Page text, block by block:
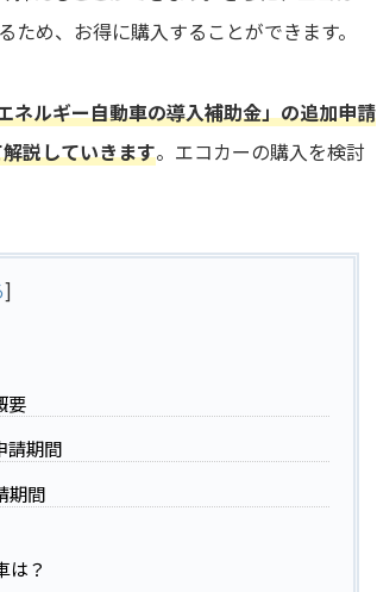
め、お得に購入することができます。
ネルギー自動車の導入補助金」の追加申請
説していきます。エコカーの購入を検討
]
要
請期間
期間
は？